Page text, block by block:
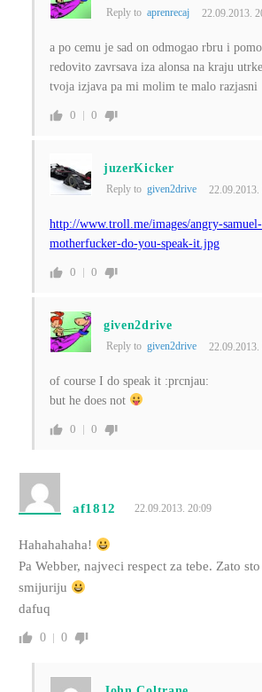
Reply to aprenrecaj 22.09.2013.
a po cemu je sad on odmogao rbru i
redovito zavrsava iza alonsa na kraju
tvoja izjava pa mi molim te malo razjasni
0 0
juzerKicker
Reply to given2drive 22.09.2013.
http://www.troll.me/images/angry-
motherfucker-do-you-speak-it.jpg
0 0
given2drive
Reply to given2drive 22.09.2013.
of course I do speak it :prcnjau:
but he does not
0 0
af1812 22.09.2013. 20:09
Hahahahaha!
Pa Webber, najveci respect za tebe. Zato
smijuriju
dafuq
0 0